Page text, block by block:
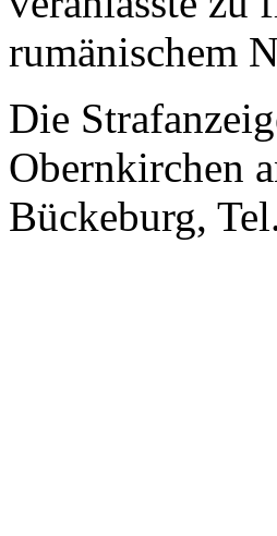
rumänischem
Die
Obernkirchen
Bückeburg,